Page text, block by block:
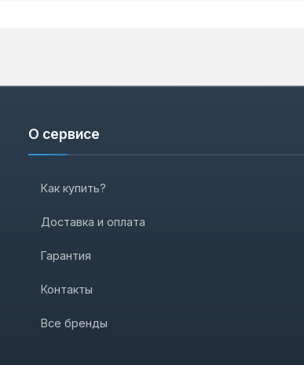
О сервисе
Как купить?
Доставка и оплата
Гарантия
Контакты
Все бренды